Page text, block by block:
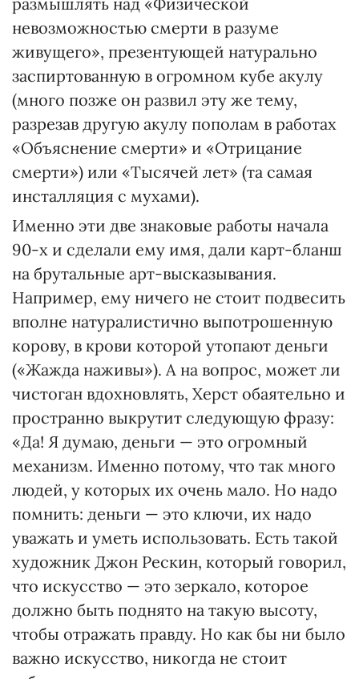
невозможностью смерти в разуме
живущего», презентующей натурально
заспиртованную в огромном кубе акулу
(много позже он развил эту же тему,
разрезав другую акулу пополам в работах
«Объяснение смерти» и «Отрицание
смерти») или «Тысячей лет» (та самая
инсталляция с мухами).
Именно эти две знаковые работы начала
90-х и сделали ему имя, дали карт-бланш
на брутальные арт-высказывания.
Например, ему ничего не стоит подвесить
вполне натуралистично выпотрошенную
корову, в крови которой утопают деньги
(«Жажда наживы»). А на вопрос, может ли
чистоган вдохновлять, Херст обаятельно и
пространно выкрутит следующую фразу:
«Да! Я думаю, деньги — это огромный
механизм. Именно потому, что так много
людей, у которых их очень мало. Но надо
помнить: деньги — это ключи, их надо
уважать и уметь использовать. Есть такой
художник Джон Рескин, который говорил,
что искусство — это зеркало, которое
должно быть поднято на такую высоту,
чтобы отражать правду. Но как бы ни было
важно искусство, никогда не стоит